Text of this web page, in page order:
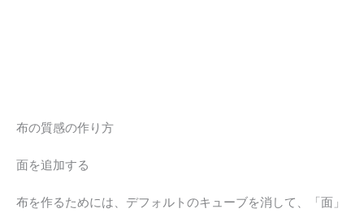
布の質感の作り方
面を追加する
布を作るためには、デフォルトのキューブを消して、「面」